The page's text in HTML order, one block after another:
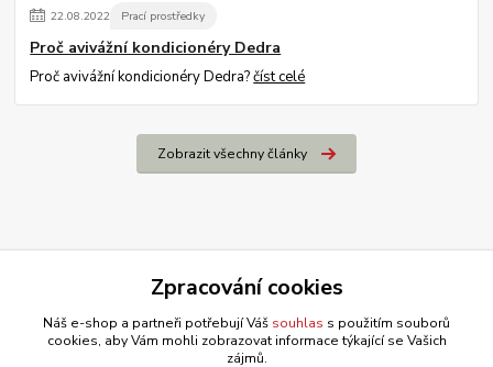
22.08.2022 Prací prostředky
Proč avivážní kondicionéry Dedra
Proč avivážní kondicionéry Dedra?číst celé
Zobrazit všechny články
Zpracování cookies
Náš e-shop a partneři potřebují Váš souhlas s použitím souborů
cookies, aby Vám mohli zobrazovat informace týkající se Vašich
zájmů.